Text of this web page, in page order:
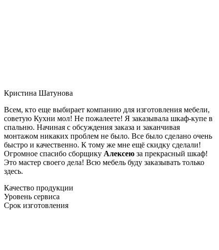
Кристина Шатунова
Всем, кто еще выбирает компанию для изготовления мебели,
советую Кухни мол! Не пожалеете! Я заказывала шкаф-купе в
спальню. Начиная с обсуждения заказа и заканчивая
монтажом никаких проблем не было. Все было сделано очень
быстро и качественно. К тому же мне ещё скидку сделали!
Огромное спасибо сборщику Алексею за прекрасный шкаф!
Это мастер своего дела! Всю мебель буду заказывать только
здесь.
Качество продукции
Уровень сервиса
Срок изготовления